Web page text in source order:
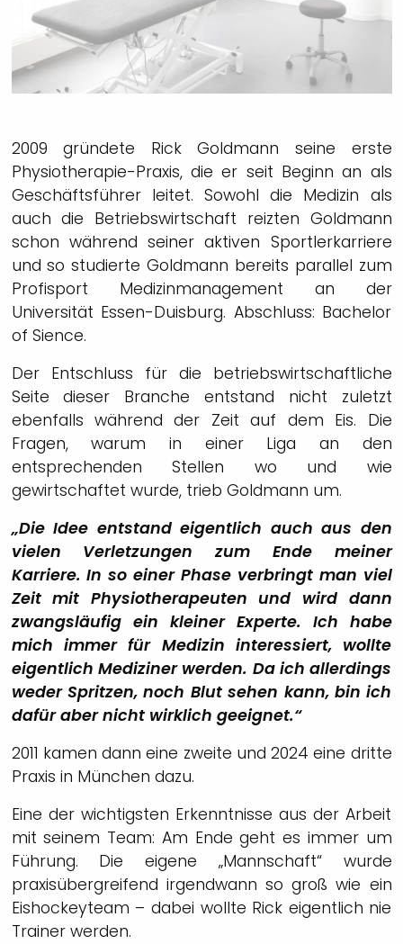
2009 gründete Rick Goldmann seine erste
Physiotherapie-Praxis, die er seit Beginn an als
Geschäftsführer leitet. Sowohl die Medizin als
auch die Betriebswirtschaft reizten Goldmann
schon während seiner aktiven Sportlerkarriere
und so studierte Goldmann bereits parallel zum
Profisport Medizinmanagement an der
Universität Essen-Duisburg. Abschluss: Bachelor
of Sience.
Der Entschluss für die betriebswirtschaftliche
Seite dieser Branche entstand nicht zuletzt
ebenfalls während der Zeit auf dem Eis. Die
Fragen, warum in einer Liga an den
entsprechenden Stellen wo und wie
gewirtschaftet wurde, trieb Goldmann um.
„Die Idee entstand eigentlich auch aus den
vielen Verletzungen zum Ende meiner
Karriere. In so einer Phase verbringt man viel
Zeit mit Physiotherapeuten und wird dann
zwangsläufig ein kleiner Experte. Ich habe
mich immer für Medizin interessiert, wollte
eigentlich Mediziner werden. Da ich allerdings
weder Spritzen, noch Blut sehen kann, bin ich
dafür aber nicht wirklich geeignet.“
2011 kamen dann eine zweite und 2024 eine dritte
Praxis in München dazu.
Eine der wichtigsten Erkenntnisse aus der Arbeit
mit seinem Team: Am Ende geht es immer um
Führung. Die eigene „Mannschaft“ wurde
praxisübergreifend irgendwann so groß wie ein
Eishockeyteam – dabei wollte Rick eigentlich nie
Trainer werden.